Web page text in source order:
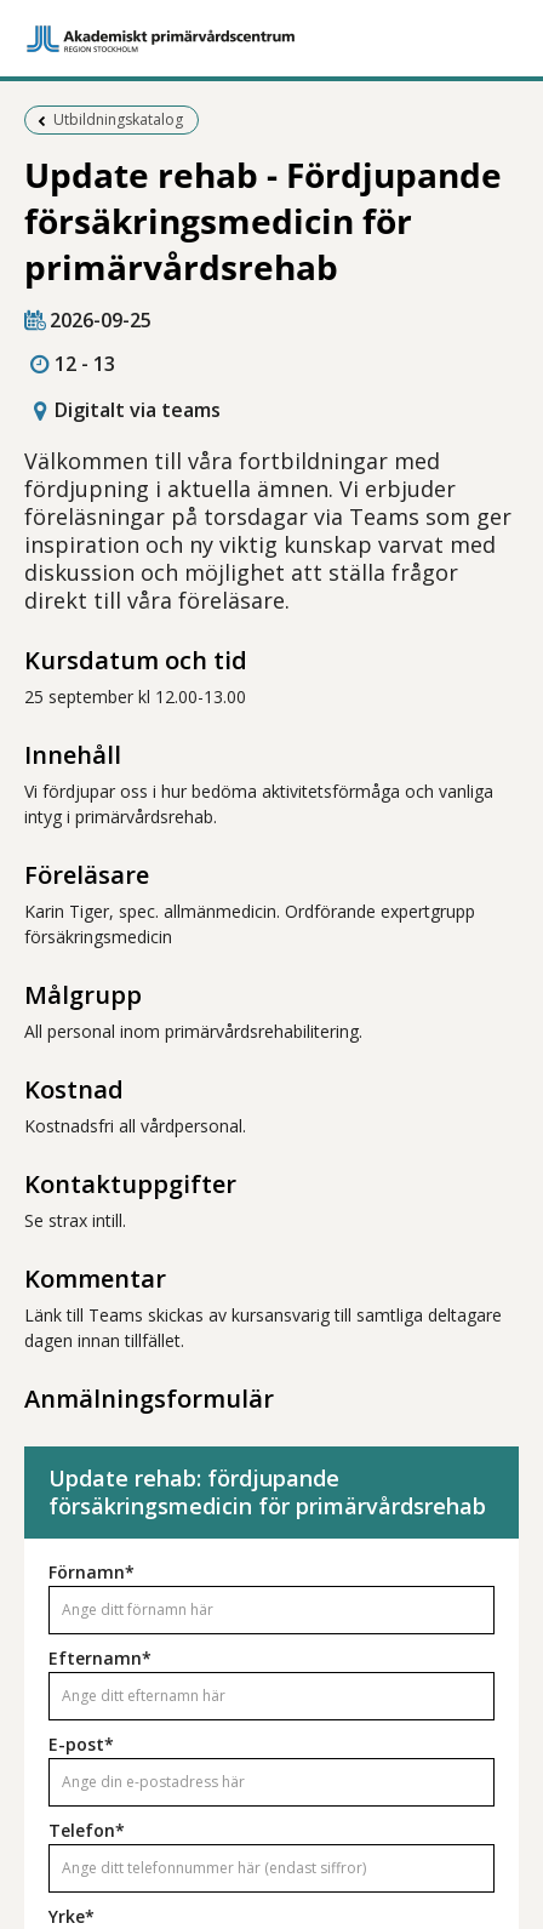
Föregående sida:
Utbildningskatalog
Update rehab - Fördjupande
försäkringsmedicin för
primärvårdsrehab
2026-09-25
12 - 13
Digitalt via teams
Välkommen till våra fortbildningar med
fördjupning i aktuella ämnen. Vi erbjuder
föreläsningar på torsdagar via Teams som ger
inspiration och ny viktig kunskap varvat med
diskussion och möjlighet att ställa frågor
direkt till våra föreläsare.
Kursdatum och tid
25 september kl 12.00-13.00
Innehåll
Vi fördjupar oss i hur bedöma aktivitetsförmåga och vanliga
intyg i primärvårdsrehab.
Föreläsare
Karin Tiger, spec. allmänmedicin. Ordförande expertgrupp
försäkringsmedicin
Målgrupp
All personal inom primärvårdsrehabilitering.
Kostnad
Kostnadsfri all vårdpersonal.
Kontaktuppgifter
Se strax intill.
Kommentar
Länk till Teams skickas av kursansvarig till samtliga deltagare
dagen innan tillfället.
Anmälningsformulär
Update rehab: fördjupande
försäkringsmedicin för primärvårdsrehab
Förnamn*
Efternamn*
E-post*
Telefon*
Yrke*